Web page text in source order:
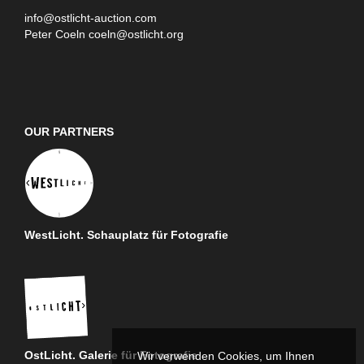
info@ostlicht-auction.com
Peter Coeln coeln@ostlicht.org
OUR PARTNERS
WestLicht. Schauplatz für Fotografie
OstLicht. Galerie für FotografieWir verwenden Cookies, um Ihnen